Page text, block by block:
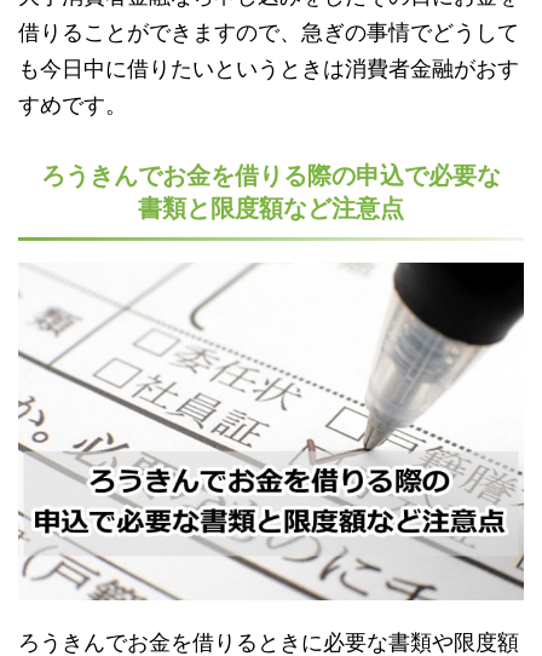
借りることができますので、急ぎの事情でどうして
も今日中に借りたいというときは消費者金融がおす
すめです。
ろうきんでお金を借りる際の申込で必要な
書類と限度額など注意点
ろうきんでお金を借りるときに必要な書類や限度額